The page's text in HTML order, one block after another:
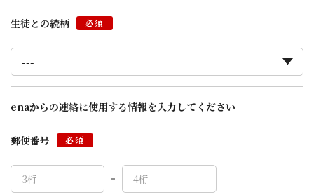
生徒との続柄 必須
enaからの連絡に使用する情報を入力してください
郵便番号 必須